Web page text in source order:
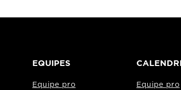
EQUIPES
Equipe pro Equipe pro